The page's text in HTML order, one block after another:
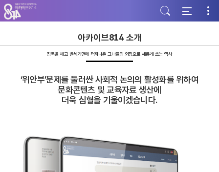
주
메
뉴
가
본
문
바
기
하
단
바
기
아카이브814 소개
침묵을 깨고 반세기만에 터져나온 그녀들의 외침으로 새롭게 쓰는 역사
‘위안부’문제를 둘러싼 사회적 논의의 활성화를 위하여
문화콘텐츠 및 교육자료 생산에
더욱 심혈을 기울이겠습니다.